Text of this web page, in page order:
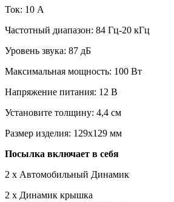
Ток: 10 A
Частотный диапазон: 84 Гц-20 кГц
Уровень звука: 87 дБ
Максимальная мощность: 100 Вт
Напряжение питания: 12 В
Установите толщину: 4,4 см
Размер изделия: 129x129 мм
Посылка включает в себя
2 х Автомобильный Динамик
2 x Динамик крышка